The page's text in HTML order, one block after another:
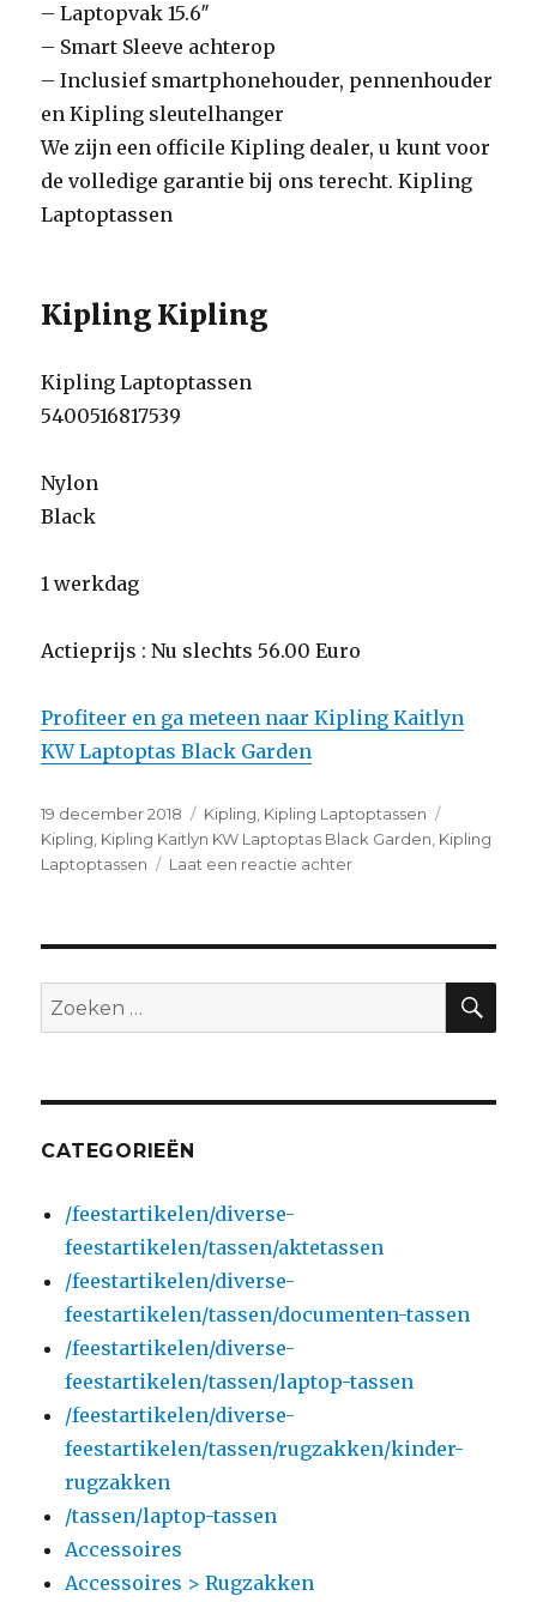
– Laptopvak 15.6″
– Smart Sleeve achterop
– Inclusief smartphonehouder, pennenhouder
en Kipling sleutelhanger
We zijn een officile Kipling dealer, u kunt voor
de volledige garantie bij ons terecht. Kipling
Laptoptassen
Kipling Kipling
Kipling Laptoptassen
5400516817539
Nylon
Black
1 werkdag
Actieprijs : Nu slechts 56.00 Euro
Profiteer en ga meteen naar Kipling Kaitlyn
KW Laptoptas Black Garden
Geplaatst
op
19 december 2018 Categorieën
Kipling, Kipling Laptoptassen
Kipling, Kipling Kaitlyn KW Laptoptas Black Garden, Kipling
Laptoptassen
Laat een reactie achter
KW
Black
Zoeken
naar:
CATEGORIEËN
/feestartikelen/diverse-
feestartikelen/tassen/aktetassen
/feestartikelen/diverse-
feestartikelen/tassen/documenten-tassen
/feestartikelen/diverse-
feestartikelen/tassen/laptop-tassen
/feestartikelen/diverse-
feestartikelen/tassen/rugzakken/kinder-
rugzakken
/tassen/laptop-tassen
Accessoires
Accessoires > Rugzakken